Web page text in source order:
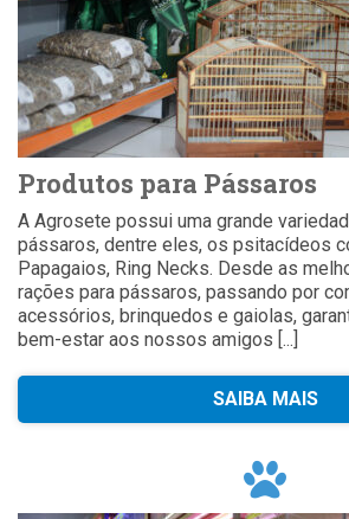
Produtos para Pássaros
A Agrosete possui uma grande
pássaros, dentre eles, os psitacídeos
Papagaios, Ring Necks. Desde as
rações para pássaros, passando por
acessórios, brinquedos e gaiolas,
bem-estar aos nossos amigos [...]
SAIBA MAIS